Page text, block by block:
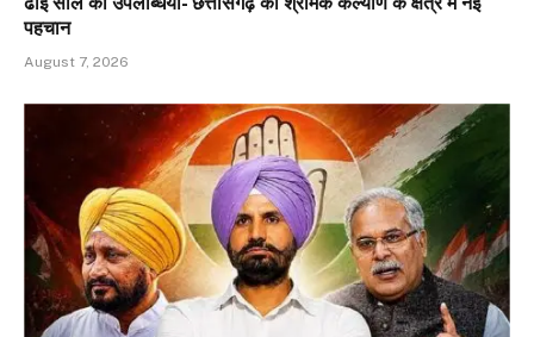
पहचान
August 7, 2026